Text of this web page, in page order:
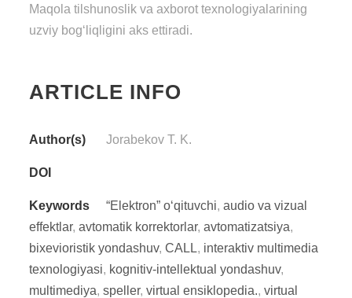
Maqola tilshunoslik va axborot texnologiyalarining
uzviy bog‘liqligini aks ettiradi.
ARTICLE INFO
Author(s) Jorabekov T. K.
DOI
Keywords “Elektron” o‘qituvchi, audio va vizual
effektlar, avtomatik korrektorlar, avtomatizatsiya,
bixevioristik yondashuv, CALL, interaktiv multimedia
texnologiyasi, kognitiv-intellektual yondashuv,
multimediya, speller, virtual ensiklopedia., virtual